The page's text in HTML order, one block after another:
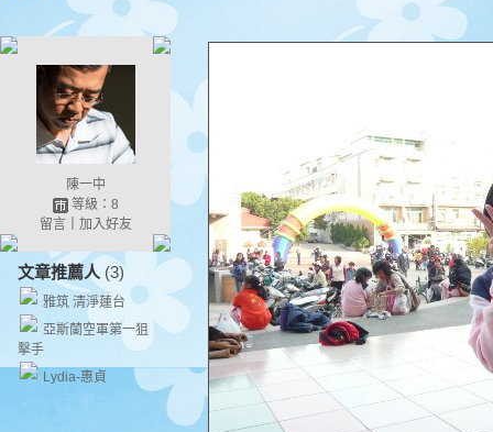
陳一中
等級：8
留言｜ 加入好友
文章推薦人 (3)
雅筑 清淨蓮台
亞斯蘭空軍第一狙
擊手
Lydia-惠貞